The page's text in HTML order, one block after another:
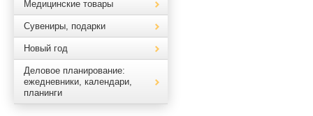
Медицинские товары
Сувениры, подарки
Новый год
Деловое планирование:
ежедневники, календари,
планинги